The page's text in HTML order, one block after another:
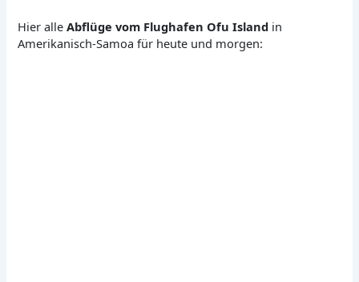
Hier alleAbflüge vom Flughafen Ofu Island in
Amerikanisch-Samoa für heute und morgen: